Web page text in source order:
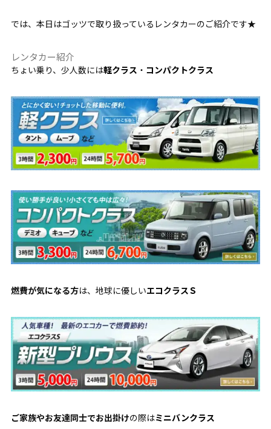
では、本日はゴッツで取り扱っているレンタカーのご紹介です★
レンタカー紹介
ちょい乗り、少人数には軽クラス ・ コンパクトクラス
燃費が気になる方は、地球に優しいエコクラスＳ
ご家族やお友達同士でお出掛けの際はミニバンクラス